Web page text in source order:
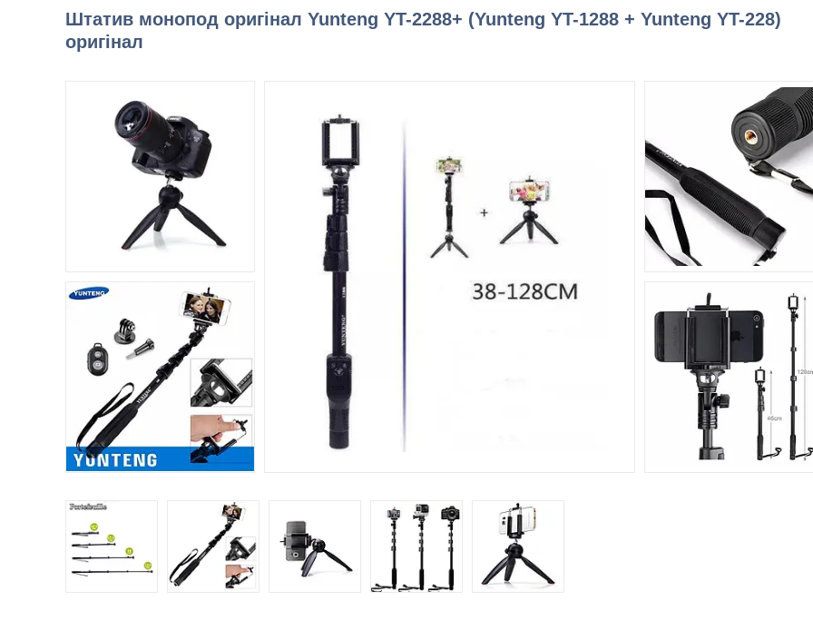
Штатив монопод оригінал Yunteng YT-2288+ (Yunteng YT-1288 + Yunteng YT-228)
оригінал